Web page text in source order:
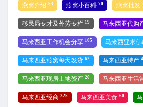
燕窝介绍 53 燕窝小百科 70 燕窝批发
移民局专才及外劳专栏 19 马来西亚代购
马来西亚工作机会分享 105 马来西亚求
马来西亚燕窝每天发货 62 马来西亚特产
马来西亚现房土地资产 20 马来西亚生活
马来西亚经商 325 马来西亚美食 60